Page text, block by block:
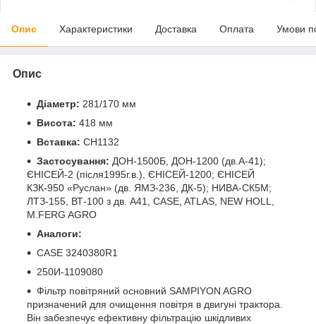
Опис Характеристики Доставка Оплата Умови
Опис
Діаметр: 281/170 мм
Висота: 418 мм
Вставка: CH1132
Застосування: ДОН-1500Б, ДОН-1200 (дв.А-41);
ЄНІСЕЙ-2 (після1995г.в.), ЄНІСЕЙ-1200; ЄНІСЕЙ
КЗК-950 «Руслан» (дв. ЯМЗ-236, ДК-5); НИВА-СК5М;
ЛТЗ-155, ВТ-100 з дв. А41, CASE, ATLAS, NEW HOLL,
M.FERG AGRO
Аналоги:
CASE 3240380R1
250И-1109080
Фільтр повітряний основний SAMPIYON AGRO
призначений для очищення повітря в двигуні трактора.
Він забезпечує ефективну фільтрацію шкідливих